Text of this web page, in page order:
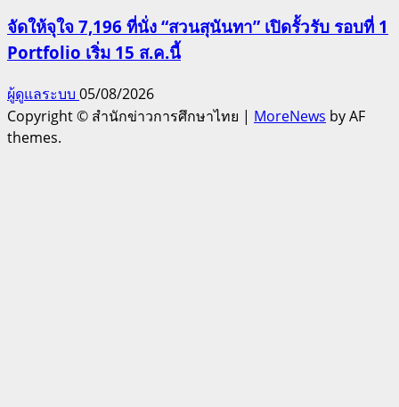
จัดให้จุใจ 7,196 ที่นั่ง “สวนสุนันทา” เปิดรั้วรับ รอบที่ 1
Portfolio เริ่ม 15 ส.ค.นี้
ผู้ดูแลระบบ 05/08/2026
Copyright © สำนักข่าวการศึกษาไทย | MoreNews by AF
themes.